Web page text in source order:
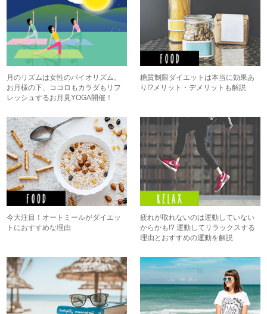
月のリズムは女性のバイオリズム。
お月様の下、ココロもカラダもリフ
レッシュするお月見YOGA開催！
糖質制限ダイエットは本当に効果あ
り!?メリット・デメリットも解説
今大注目！オートミールがダイエッ
トにおすすめな理由
疲れが取れないのは運動していない
からかも!? 運動してリラックスする
理由とおすすめの運動を解説